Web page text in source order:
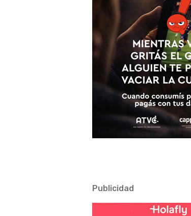
Publicidad